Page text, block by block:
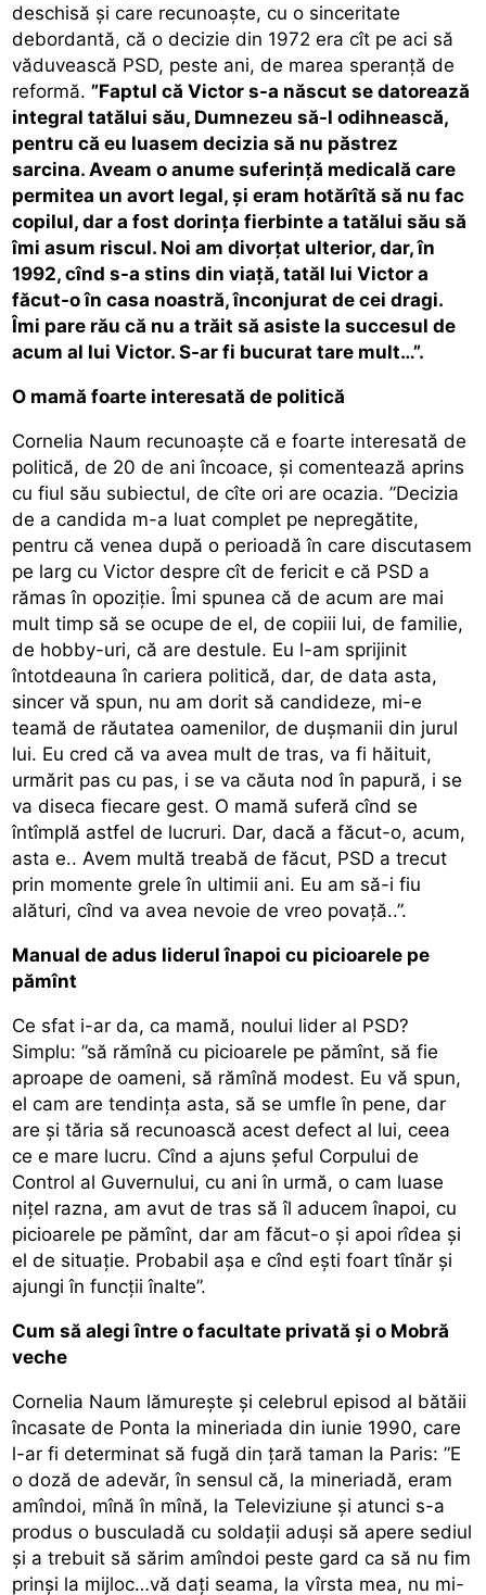
deschisă și care recunoaște, cu o sinceritate
debordantă, că o decizie din 1972 era cît pe aci să
văduvească PSD, peste ani, de marea speranță de
reformă.”Faptul că Victor s-a născut se datorează
integral tatălui său, Dumnezeu să-l odihnească,
pentru că eu luasem decizia să nu păstrez
sarcina. Aveam o anume suferință medicală care
permitea un avort legal, și eram hotărîtă să nu fac
copilul, dar a fost dorința fierbinte a tatălui său să
îmi asum riscul. Noi am divorțat ulterior, dar, în
1992, cînd s-a stins din viață, tatăl lui Victor a
făcut-o în casa noastră, înconjurat de cei dragi.
Îmi pare rău că nu a trăit să asiste la succesul de
acum al lui Victor. S-ar fi bucurat tare mult…”.
O mamă foarte interesată de politică
Cornelia Naum recunoaște că e foarte interesată de
politică, de 20 de ani încoace, și comentează aprins
cu fiul său subiectul, de cîte ori are ocazia. ”Decizia
de a candida m-a luat complet pe nepregătite,
pentru că venea după o perioadă în care discutasem
pe larg cu Victor despre cît de fericit e că PSD a
rămas în opoziție. Îmi spunea că de acum are mai
mult timp să se ocupe de el, de copiii lui, de familie,
de hobby-uri, că are destule. Eu l-am sprijinit
întotdeauna în cariera politică, dar, de data asta,
sincer vă spun, nu am dorit să candideze, mi-e
teamă de răutatea oamenilor, de dușmanii din jurul
lui. Eu cred că va avea mult de tras, va fi hăituit,
urmărit pas cu pas, i se va căuta nod în papură, i se
va diseca fiecare gest. O mamă suferă cînd se
întîmplă astfel de lucruri. Dar, dacă a făcut-o, acum,
asta e.. Avem multă treabă de făcut, PSD a trecut
prin momente grele în ultimii ani. Eu am să-i fiu
alături, cînd va avea nevoie de vreo povață..”.
Manual de adus liderul înapoi cu picioarele pe
pămînt
Ce sfat i-ar da, ca mamă, noului lider al PSD?
Simplu: ”să rămînă cu picioarele pe pămînt, să fie
aproape de oameni, să rămînă modest. Eu vă spun,
el cam are tendința asta, să se umfle în pene, dar
are și tăria să recunoască acest defect al lui, ceea
ce e mare lucru. Cînd a ajuns șeful Corpului de
Control al Guvernului, cu ani în urmă, o cam luase
nițel razna, am avut de tras să îl aducem înapoi, cu
picioarele pe pămînt, dar am făcut-o și apoi rîdea și
el de situație. Probabil așa e cînd ești foart tînăr și
ajungi în funcții înalte”.
Cum să alegi între o facultate privată și o Mobră
veche
Cornelia Naum lămurește și celebrul episod al bătăii
încasate de Ponta la mineriada din iunie 1990, care
l-ar fi determinat să fugă din țară taman la Paris: ”E
o doză de adevăr, în sensul că, la mineriadă, eram
amîndoi, mînă în mînă, la Televiziune și atunci s-a
produs o busculadă cu soldații aduși să apere sediul
și a trebuit să sărim amîndoi peste gard ca să nu fim
prinși la mijloc…vă dați seama, la vîrsta mea, nu mi-